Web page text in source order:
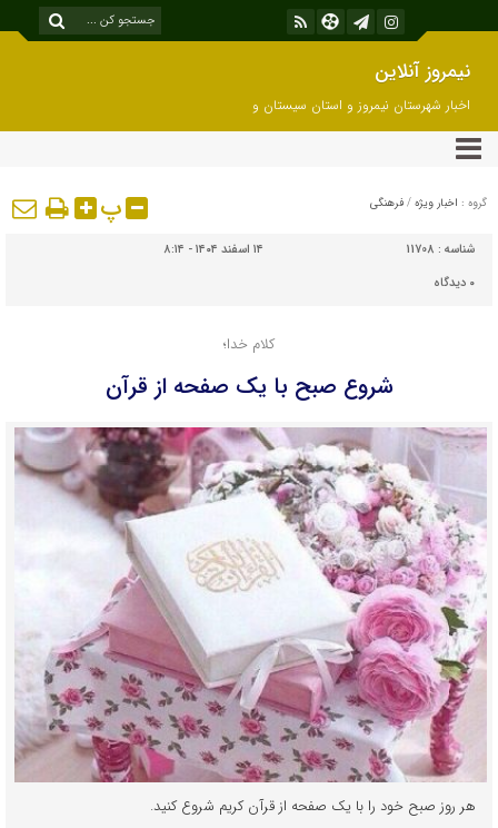
نیمروز آنلاین
اخبار شهرستان نیمروز و استان سیستان و
بلوچستان
گروه : اخبار ویژه / فرهنگی پ
شناسه : 11708
۱۴ اسفند ۱۴۰۴ - ۸:۱۴
۰ دیدگاه
کلام خدا؛
شروع صبح با یک صفحه از قرآن
هر روز صبح خود را با یک صفحه از قرآن کریم شروع کنید.